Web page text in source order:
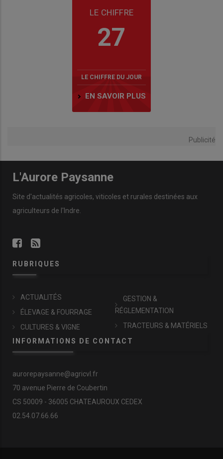
LE CHIFFRE
27
LE CHIFFRE DU JOUR
EN SAVOIR PLUS
Publicité
L'Aurore Paysanne
Site d'actualités agricoles, viticoles et rurales destinées aux
agriculteurs de l'Indre.
RUBRIQUES
ACTUALITÉS
ÉLEVAGE & FOURRAGE
CULTURES & VIGNE
GESTION &
RÉGLEMENTATION
TRACTEURS & MATÉRIELS
INFORMATIONS DE CONTACT
aurorepaysanne@agricvl.fr
70 avenue Pierre de Coubertin
CS 50009 - 36005 CHATEAUROUX CEDEX
02.54.07.66.66